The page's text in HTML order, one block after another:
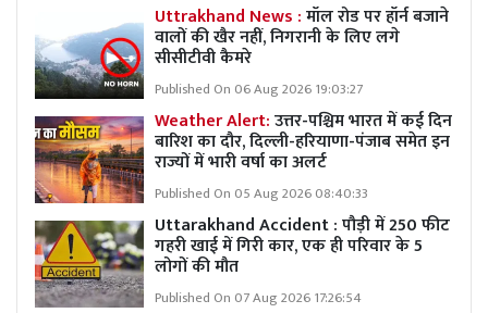
Uttrakhand News :मॉल रोड पर हॉर्न बजाने
वालों की खैर नहीं, निगरानी के लिए लगे
सीसीटीवी कैमरे
Published On 06 Aug 2026 19:03:27
Weather Alert:उत्तर-पश्चिम भारत में कई दिन
बारिश का दौर, दिल्ली-हरियाणा-पंजाब समेत इन
राज्यों में भारी वर्षा का अलर्ट
Published On 05 Aug 2026 08:40:33
Uttarakhand Accident : पौड़ी में 250 फीट
गहरी खाई में गिरी कार, एक ही परिवार के 5
लोगों की मौत
Published On 07 Aug 2026 17:26:54